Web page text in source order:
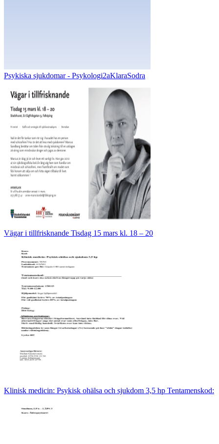
Psykiska sjukdomar - Psykologi2aKlaraSodra
Vägar i tillfrisknande Tisdag 15 mars kl. 18 – 20
Klinisk medicin: Psykisk ohälsa och sjukdom 3,5 hp Tentamenskod: